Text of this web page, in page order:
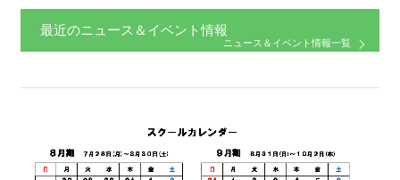
最近のニュース＆イベント情報
ニュース＆イベント情報一覧